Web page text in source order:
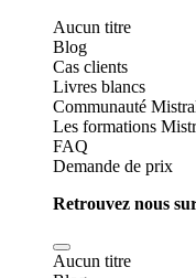
Aucun titre
Blog
Cas clients
Livres blancs
Communauté
Les formations
FAQ
Demande de prix
Retrouvez nous
Aucun titre